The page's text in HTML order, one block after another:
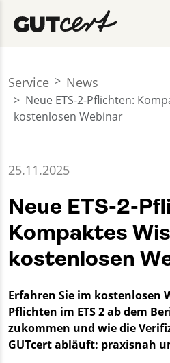
Service News
Neue ETS-2-Pflichten:
kostenlosen Webinar
25.11.2025
Neue ETS-2-
Kompaktes
kostenlosen
Erfahren Sie im kostenlosen
Pflichten im ETS 2 ab dem
zukommen und wie die
GUTcert abläuft: praxisnah